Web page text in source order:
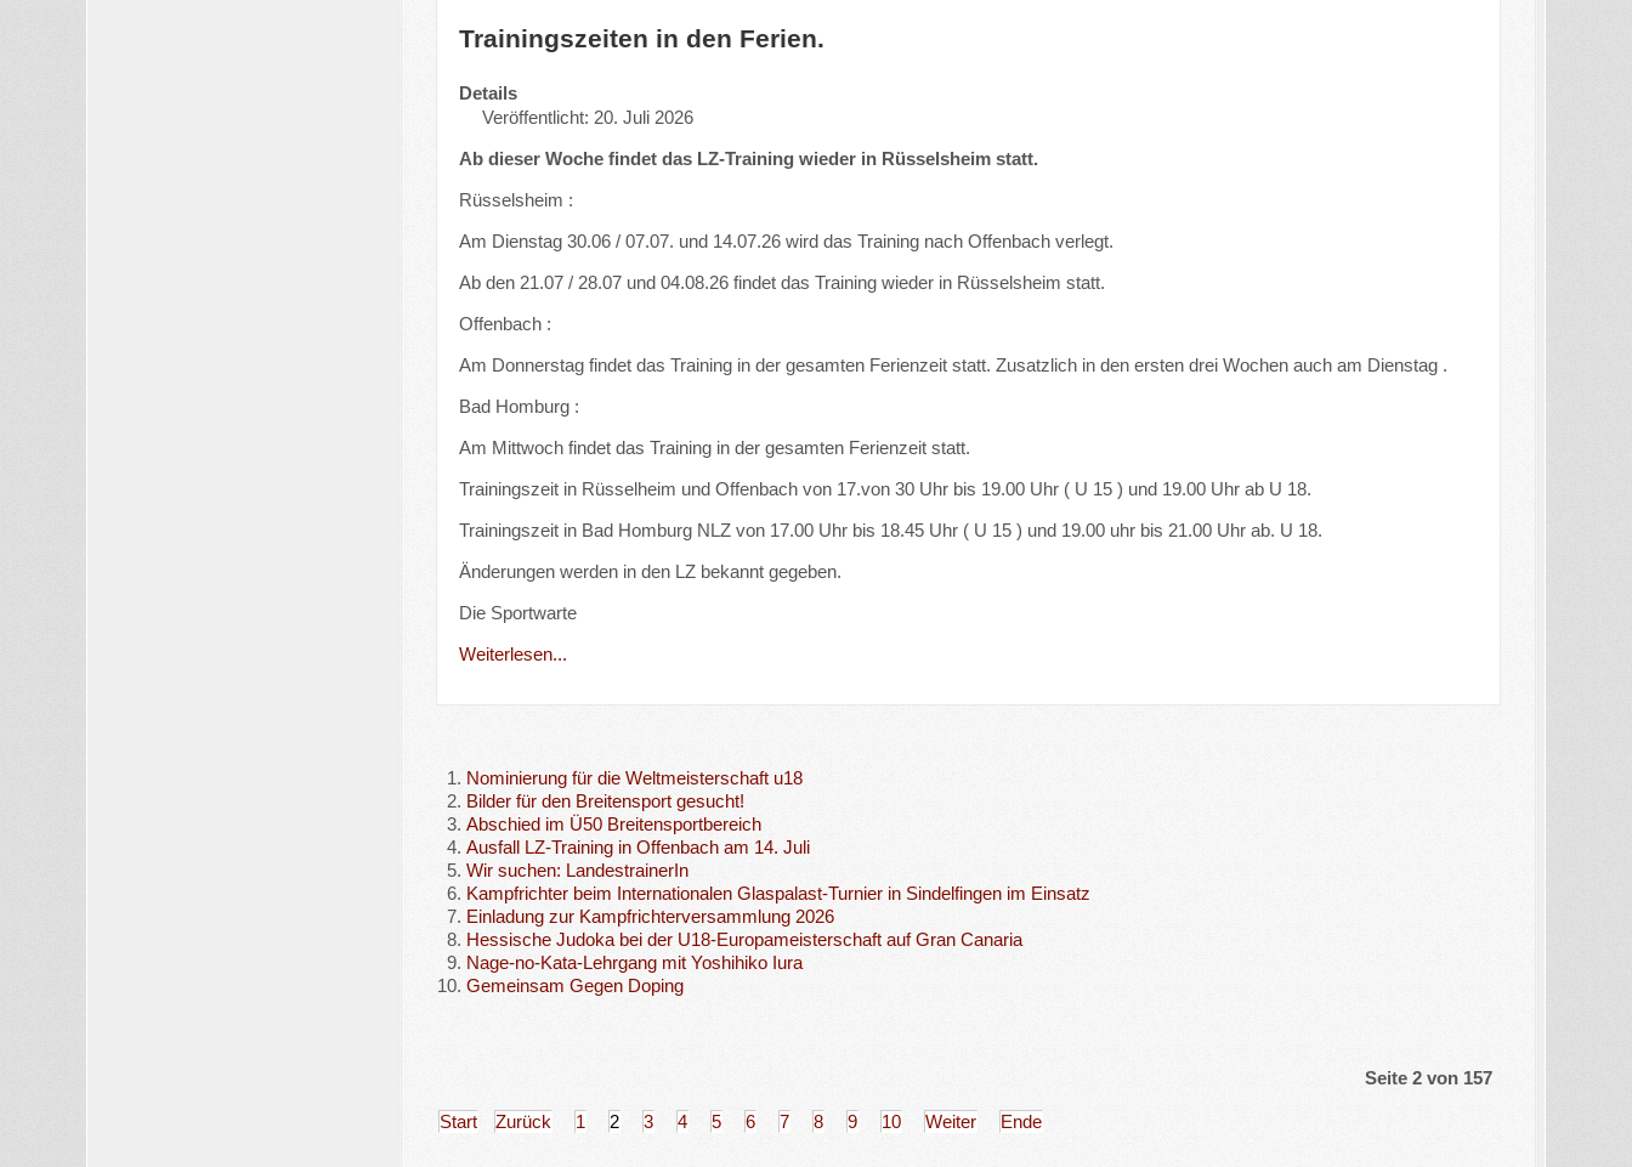
Trainingszeiten in den Ferien.
Details
Veröffentlicht: 20. Juli 2026
Ab dieser Woche findet das LZ-Training wieder in Rüsselsheim statt.
Rüsselsheim :
Am Dienstag 30.06 / 07.07. und 14.07.26 wird das Training nach Offenbach verlegt.
Ab den 21.07 / 28.07 und 04.08.26 findet das Training wieder in Rüsselsheim statt.
Offenbach :
Am Donnerstag findet das Training in der gesamten Ferienzeit statt. Zusatzlich in den ersten drei Wochen auch am Dienstag .
Bad Homburg :
Am Mittwoch findet das Training in der gesamten Ferienzeit statt.
Trainingszeit in Rüsselheim und Offenbach von 17.von 30 Uhr bis 19.00 Uhr ( U 15 ) und 19.00 Uhr ab U 18.
Trainingszeit in Bad Homburg NLZ von 17.00 Uhr bis 18.45 Uhr ( U 15 ) und 19.00 uhr bis 21.00 Uhr ab. U 18.
Änderungen werden in den LZ bekannt gegeben.
Die Sportwarte
Weiterlesen...
Nominierung für die Weltmeisterschaft u18
Bilder für den Breitensport gesucht!
Abschied im Ü50 Breitensportbereich
Ausfall LZ-Training in Offenbach am 14. Juli
Wir suchen: LandestrainerIn
Kampfrichter beim Internationalen Glaspalast-Turnier in Sindelfingen im Einsatz
Einladung zur Kampfrichterversammlung 2026
Hessische Judoka bei der U18-Europameisterschaft auf Gran Canaria
Nage-no-Kata-Lehrgang mit Yoshihiko Iura
Gemeinsam Gegen Doping
Seite 2 von 157
Start Zurück 1 2 3 4 5 6 7 8 9 10 Weiter Ende